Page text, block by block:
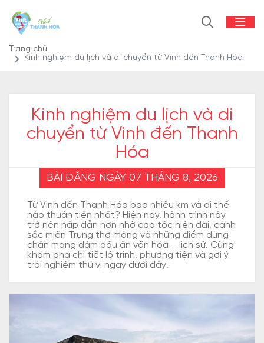
Trang chủ
Kinh nghiệm du lịch và di chuyển từ Vinh đến Thanh Hóa
Kinh nghiệm du lịch và di
chuyển từ Vinh đến Thanh
Hóa
BÀI ĐĂNG NGÀY 07 THÁNG 8, 2026
Từ Vinh đến Thanh Hóa bao nhiêu km và đi thế
nào thuận tiện nhất? Hiện nay, hành trình này
trở nên hấp dẫn hơn nhờ cao tốc hiện đại, cảnh
sắc miền Trung thơ mộng và những điểm dừng
chân mang đậm dấu ấn văn hóa – lịch sử. Cùng
khám phá chi tiết lộ trình, phương tiện và gợi ý
trải nghiệm thú vị ngay dưới đây!